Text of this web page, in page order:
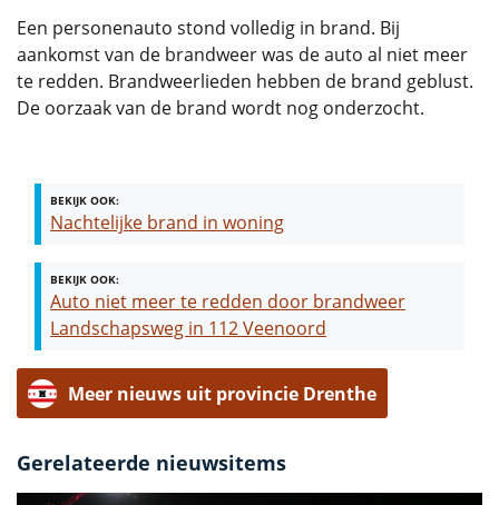
Een personenauto stond volledig in brand. Bij
aankomst van de brandweer was de auto al niet meer
te redden. Brandweerlieden hebben de brand geblust.
De oorzaak van de brand wordt nog onderzocht.
BEKIJK OOK:
Nachtelijke brand in woning
BEKIJK OOK:
Auto niet meer te redden door brandweer
Landschapsweg in 112 Veenoord
Meer nieuws uit provincie Drenthe
Gerelateerde nieuwsitems